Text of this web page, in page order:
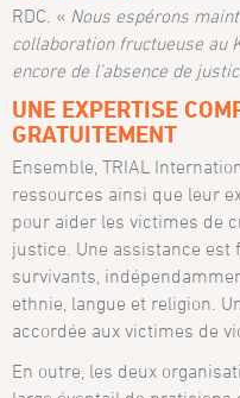
RDC. « Nous espérons
collaboration fructueuse au
encore de l’absence de
UNE EXPERTISE
GRATUITEMENT
Ensemble, TRIAL
ressources ainsi que leur
pour aider les victimes de
justice. Une assistance
survivants,
ethnie, langue et religion.
accordée aux victimes de
En outre, les deux